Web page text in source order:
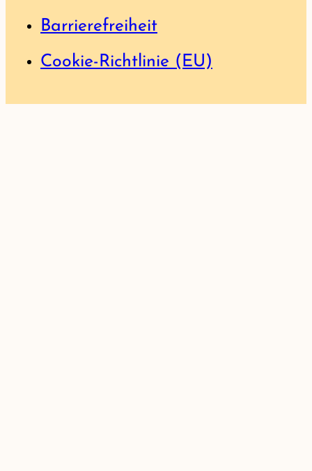
Barrierefreiheit
Cookie-Richtlinie (EU)